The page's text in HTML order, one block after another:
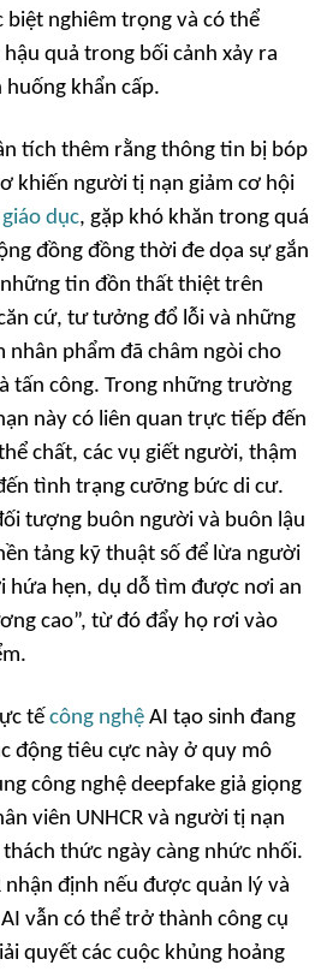
biệt nghiêm trọng và có thể
quả trong bối cảnh xảy ra
khẩn cấp.
tích thêm rằng thông tin bị bóp
khiến người tị nạn giảm cơ hội
giáo dục, gặp khó khăn trong quá
đồng đồng thời đe dọa sự gắn
tin đồn thất thiệt trên
cứ, tư tưởng đổ lỗi và những
nhân phẩm đã châm ngòi cho
tấn công. Trong những trường
này có liên quan trực tiếp đến
chất, các vụ giết người, thậm
tình trạng cưỡng bức di cư.
tượng buôn người và buôn lậu
tảng kỹ thuật số để lừa người
hứa hẹn, dụ dỗ tìm được nơi an
cao”, từ đó đẩy họ rơi vào
tế công nghệ AI tạo sinh đang
động tiêu cực này ở quy mô
công nghệ deepfake giả giọng
viên UNHCR và người tị nạn
thức ngày càng nhức nhối.
nhận định nếu được quản lý và
vẫn có thể trở thành công cụ
quyết các cuộc khủng hoảng